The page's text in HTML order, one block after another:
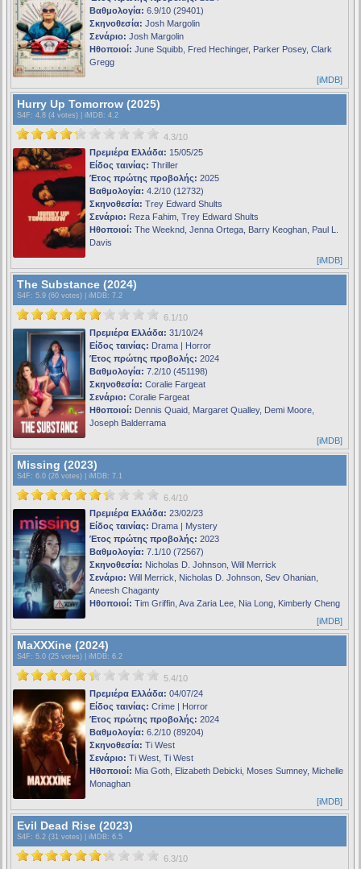
Βαθμολογία: 6.9/10 (29401)
Σκηνοθεσία: Josh Margolin
Σενάριο: Josh Margolin
Ηθοποιοί: June Squibb, Fred Hechinger, Parker Posey, Clark
Gregg
[iMDB]
Hurry Up Tomorrow (2025)
S4F : 4.8 (4 votes) | iMDB: 4.2
4.3/10
Πρεμιέρα Ελλάδα: 15/05/25
Είδος ταινίας: Thriller
Έτος πρώτης προβολής: 2025
Βαθμολογία: 4.2/10 (12732)
Σκηνοθεσία: Trey Edward Shults
Σενάριο: Reza Fahim, Trey Edward Shults
Ηθοποιοί: The Weeknd, Jenna Ortega, Barry Keoghan, Paul L.
Davis
[iMDB]
The Substance (2024)
S4F : 5.9 (60 votes) | iMDB: 7.2
6.1/10
Πρεμιέρα Ελλάδα: 31/10/24
Είδος ταινίας: Drama | Horror
Έτος πρώτης προβολής: 2024
Βαθμολογία: 7.2/10 (451198)
Σκηνοθεσία: Coralie Fargeat
Σενάριο: Coralie Fargeat
Ηθοποιοί: Dennis Quaid, Margaret Qualley, Demi Moore,
Joseph Balderrama
[iMDB]
Missing (2023)
S4F : 6.0 (26 votes) | iMDB: 7.1
6.4/10
Πρεμιέρα Ελλάδα: 23/02/23
Είδος ταινίας: Drama | Mystery
Έτος πρώτης προβολής: 2023
Βαθμολογία: 7.1/10 (72567)
Σκηνοθεσία: Nicholas D. Johnson, Will Merrick
Σενάριο: Will Merrick, Nicholas D. Johnson, Sev Ohanian,
Aneesh Chaganty
Ηθοποιοί: Tim Griffin, Ava Zaria Lee, Nia Long, Kimberly Cheng
[iMDB]
MaXXXine (2024)
S4F : 5.0 (25 votes) | iMDB: 6.2
5.4/10
Πρεμιέρα Ελλάδα: 04/07/24
Είδος ταινίας: Crime | Horror
Έτος πρώτης προβολής: 2024
Βαθμολογία: 6.2/10 (89204)
Σκηνοθεσία: Ti West
Σενάριο: Ti West, Ti West
Ηθοποιοί: Mia Goth, Elizabeth Debicki, Moses Sumney, Michelle
Monaghan
[iMDB]
Evil Dead Rise (2023)
S4F : 6.2 (31 votes) | iMDB: 6.5
6.3/10